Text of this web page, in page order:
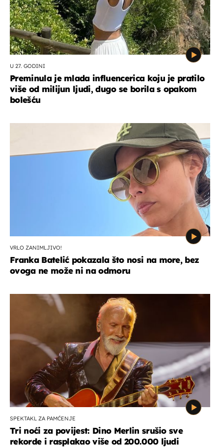
U 27. GODINI
Preminula je mlada influencerica koju je pratilo
više od milijun ljudi, dugo se borila s opakom
bolešću
VRLO ZANIMLJIVO!
Franka Batelić pokazala što nosi na more, bez
ovoga ne može ni na odmoru
SPEKTAKL ZA PAMĆENJE
Tri noći za povijest: Dino Merlin srušio sve
rekorde i rasplakao više od 200.000 ljudi